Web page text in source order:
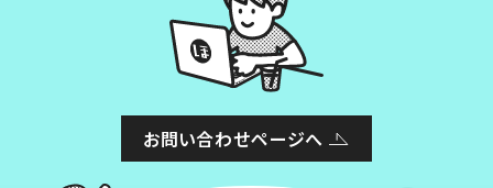
お問い合わせページへ